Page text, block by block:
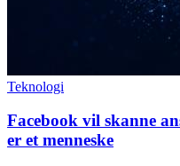
Teknologi
Facebook vil skanne
er et menneske